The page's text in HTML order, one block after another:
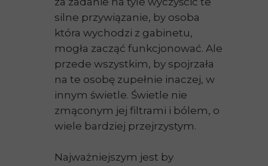
silne przywiązanie, by osoba
która wychodzi z gabinetu,
mogła zacząć funkcjonować. Ale
przede wszystkim, by spojrzała
na te osobę zupełnie inaczej, w
innym świetle. Świetle nie
zmąconym jej filtrami i bólem, o
wiele bardziej przejrzystym.
Najważniejszym jest by